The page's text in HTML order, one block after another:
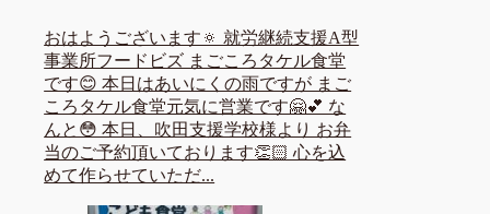
おはようございます🔅 就労継続支援A型
事業所フードビズ まごころタケル食堂
です😊 本日はあいにくの雨ですが まご
ころタケル食堂元気に営業です🤗💕 な
んと😳 本日、吹田支援学校様より お弁
当のご予約頂いております👏🏻 心を込
めて作らせていただ...